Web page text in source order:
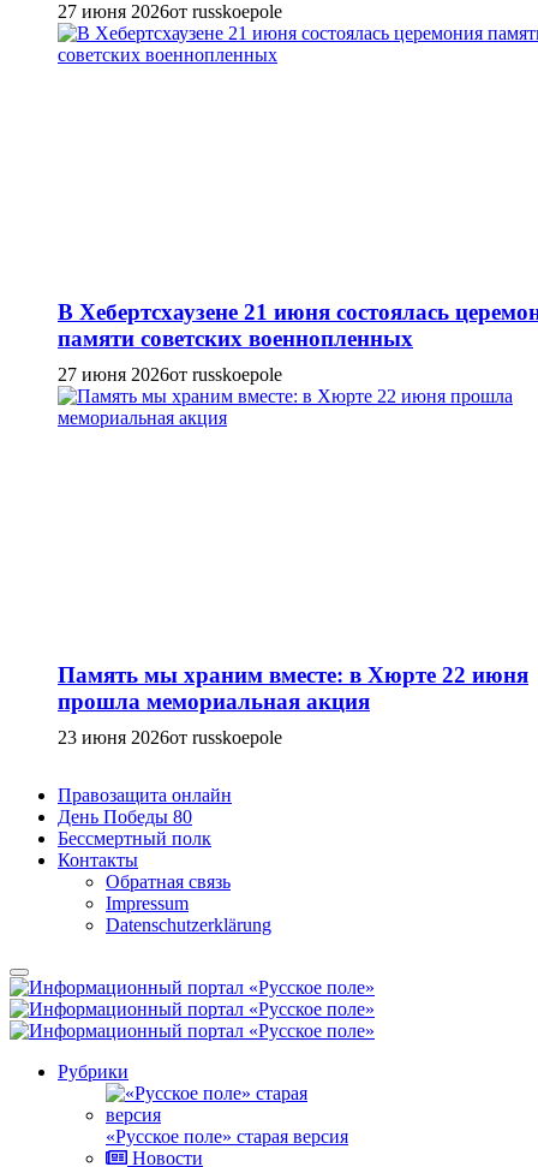
27 июня 2026от russkoepole
В Хебертсхаузене 21 июня состоялась
памяти советских военнопленных
27 июня 2026от russkoepole
Память мы храним вместе: в Хюрте 22 июня
прошла мемориальная акция
23 июня 2026от russkoepole
Правозащита онлайн
День Победы 80
Бессмертный полк
Контакты
Обратная связь
Impressum
Datenschutzerklärung
Рубрики
«Русское поле» старая версия
Новости